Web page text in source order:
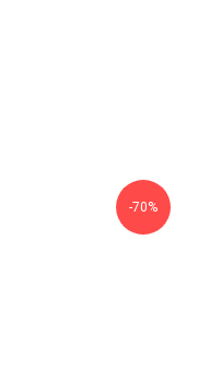
-70%